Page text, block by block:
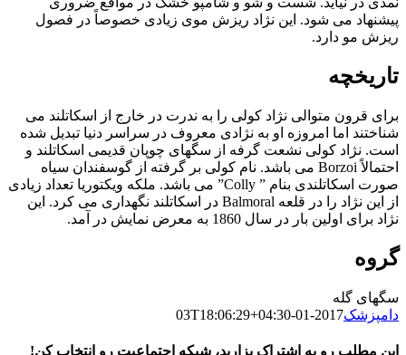
پیشنهاد می شود. این نژاد ریزش موی زیادی خصوصاً در فصول
ریزش مو دارد.
تاریخچه
برای قرون متوالی نژاد کولی را به ندرت در خارج از اسکاتلند می
شناختند اما امروزه او به نژادی معروف در سراسر دنیا تبدیل شده
است. نژاد کولی نشعت گرفه از سگهای چوپان قدیمی اسکاتلند و
احتمالاً Borzoi می باشد. نام کولی بر گرفته از گوسفندان سیاه
صورت اسکاتلندی بنام ” Colly” می باشد. ملکه ویکتوریا تعداد زیادی
از این نژاد را در قلعه Balmoral در اسکاتلند نگهداری می کرد. این
نژاد برای اولین بار در سال 1860 به معرض نمایش در آمد.
گروه
سگهای گله
دامپزشک2017-01-03T18:06:29+04:30
این مطلب رو به اشتراک بزارید، شبکه اجتماعیت رو انتخاب کن!